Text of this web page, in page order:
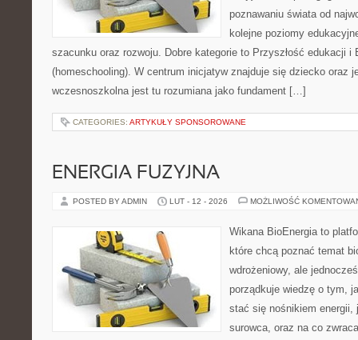
poznawaniu świata od
kolejne poziomy
szacunku oraz rozwoju. Dobre kategorie to Przyszłość edukacji i
(homeschooling). W centrum inicjatyw znajduje się dziecko oraz
wczesnoszkolna jest tu rozumiana jako fundament […]
CATEGORIES: ARTYKUŁY SPONSOROWANE
ENERGIA FUZYJNA
POSTED BY ADMIN LUT - 12 - 2026 MOŻLIWOŚĆ
Wikana BioEnergia to
które chcą poznać temat
wdrożeniowy, ale
porządkuje wiedzę o tym,
stać się nośnikiem energii,
surowca, oraz na co